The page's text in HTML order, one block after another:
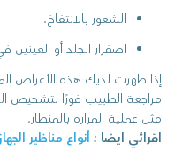
الشعور بالانتفاخ.
اصفرار الجلد أو
إذا ظهرت لديك هذه الأعراض
مراجعة الطبيب فورًا لتشخيص
مثل عملية المرارة بالمنظار.
اقرائي ايضا : أنواع مناظير